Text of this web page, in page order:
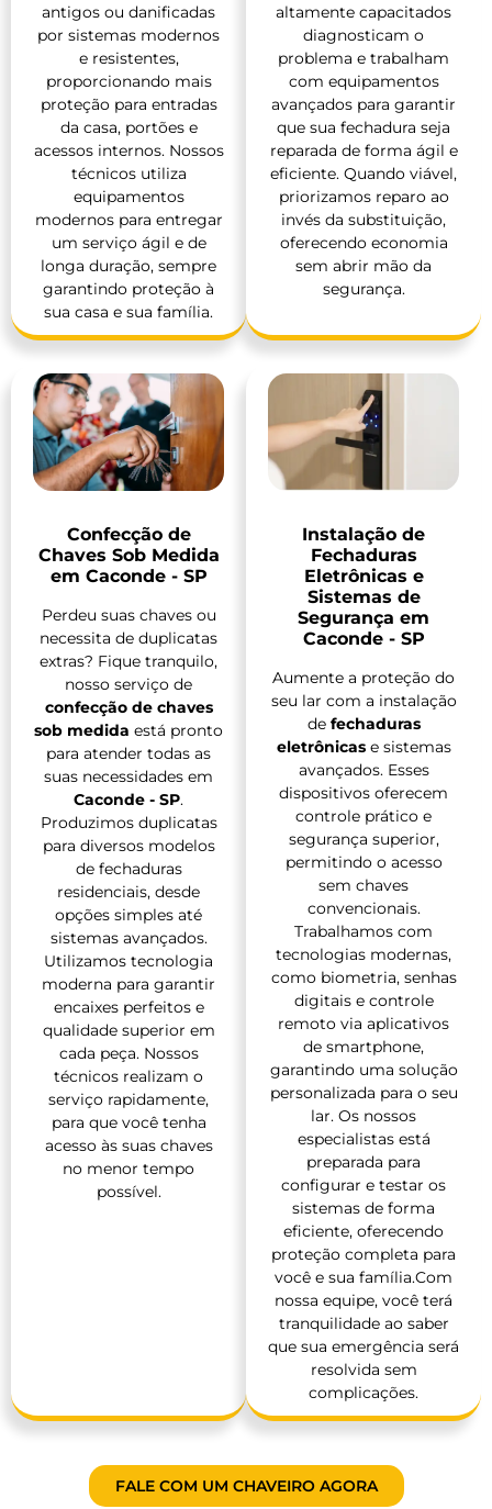
antigos ou danificadas
por sistemas modernos
e resistentes,
proporcionando mais
proteção para entradas
da casa, portões e
acessos internos. Nossos
técnicos utiliza
equipamentos
modernos para entregar
um serviço ágil e de
longa duração, sempre
garantindo proteção à
sua casa e sua família.
altamente capacitados
diagnosticam o
problema e trabalham
com equipamentos
avançados para garantir
que sua fechadura seja
reparada de forma ágil e
eficiente. Quando viável,
priorizamos reparo ao
invés da substituição,
oferecendo economia
sem abrir mão da
segurança.
Confecção de
Chaves Sob Medida
em Caconde - SP
Perdeu suas chaves ou
necessita de duplicatas
extras? Fique tranquilo,
nosso serviço de
confecção de chaves
sob medida está pronto
para atender todas as
suas necessidades em
Caconde - SP.
Produzimos duplicatas
para diversos modelos
de fechaduras
residenciais, desde
opções simples até
sistemas avançados.
Utilizamos tecnologia
moderna para garantir
encaixes perfeitos e
qualidade superior em
cada peça. Nossos
técnicos realizam o
serviço rapidamente,
para que você tenha
acesso às suas chaves
no menor tempo
possível.
Instalação de
Fechaduras
Eletrônicas e
Sistemas de
Segurança em
Caconde - SP
Aumente a proteção do
seu lar com a instalação
de fechaduras
eletrônicase sistemas
avançados. Esses
dispositivos oferecem
controle prático e
segurança superior,
permitindo o acesso
sem chaves
convencionais.
Trabalhamos com
tecnologias modernas,
como biometria, senhas
digitais e controle
remoto via aplicativos
de smartphone,
garantindo uma solução
personalizada para o seu
lar. Os nossos
especialistas está
preparada para
configurar e testar os
sistemas de forma
eficiente, oferecendo
proteção completa para
você e sua família.Com
nossa equipe, você terá
tranquilidade ao saber
que sua emergência será
resolvida sem
complicações.
FALE COM UM CHAVEIRO AGORA